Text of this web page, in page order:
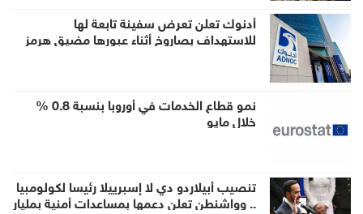
أدنوك تعلن تعرض سفينة تابعة لها
للاستهداف بصاروخ أثناء عبورها مضيق هرمز
نمو قطاع الخدمات في أوروبا بنسبة 0.8 %
خلال مايو
تنصيب أبيلاردو دي لا إسبرييلا رئيسا لكولومبيا
.. وواشنطن تعلن دعمها بمساعدات أمنية بمليار